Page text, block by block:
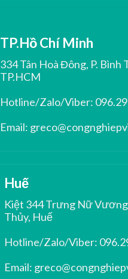
TP.Hồ Chí Minh
334 Tân Hoà Đông, P. Bình
TP.HCM
Hotline/Zalo/Viber:
Email:
Huế
Kiệt 344 Trưng Nữ
Thủy, Huế
Hotline/Zalo/Viber:
Email: